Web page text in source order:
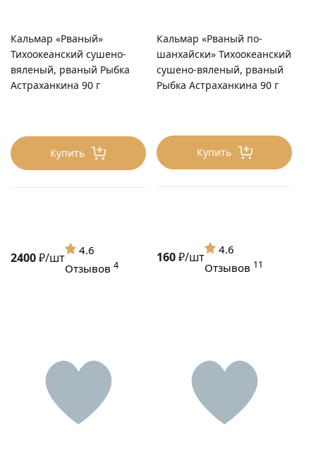
Купить
2400₽/шт
Кальмар «Рваный»
Тихоокеанский сушено-
вяленый, рваный Рыбка
Астраханкина 90 г
4.6
Отзывов 4
Купить
160₽/шт
Кальмар «Рваный по-
шанхайски» Тихоокеанский
сушено-вяленый, рваный
Рыбка Астраханкина 90 г
4.6
Отзывов 11